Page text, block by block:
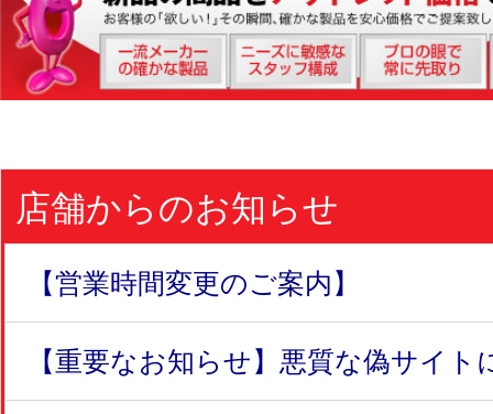
店舗からのお知らせ
【営業時間変更のご案内】
【重要なお知らせ】悪質な偽サイト